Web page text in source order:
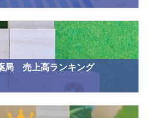
局 売上高ランキング